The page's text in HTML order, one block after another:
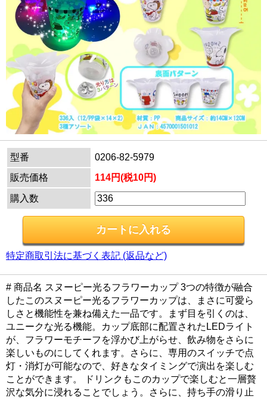
型番
0206-82-5979
販売価格
114円(税10円)
購入数
特定商取引法に基づく表記 (返品など)
# 商品名 スヌーピー光るフラワーカップ 3つの特徴が融合
したこのスヌーピー光るフラワーカップは、まさに可愛ら
しさと機能性を兼ね備えた一品です。まず目を引くのは、
ユニークな光る機能。カップ底部に配置されたLEDライト
が、フラワーモチーフを浮かび上がらせ、飲み物をさらに
楽しいものにしてくれます。さらに、専用のスイッチで点
灯・消灯が可能なので、好きなタイミングで演出を楽しむ
ことができます。 ドリンクもこのカップで楽しむと一層贅
沢な気分に浸れることでしょう。さらに、持ち手の滑り止